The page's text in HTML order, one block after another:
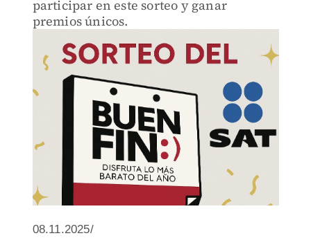
participar en este sorteo y ganar
premios únicos.
08.11.2025/